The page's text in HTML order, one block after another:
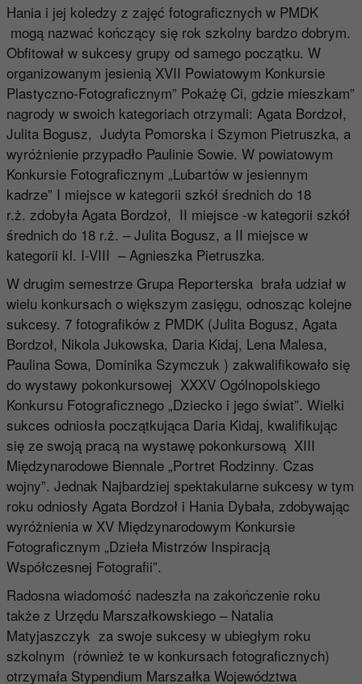
Hania i jej koledzy z zajęć fotograficznych w PMDK
mogą nazwać kończący się rok szkolny bardzo dobrym.
Obfitował w sukcesy grupy od samego początku. W
organizowanym jesienią XVII Powiatowym Konkursie
Plastyczno-Fotograficznym” Pokażę Ci, gdzie mieszkam”
nagrody w swoich kategoriach otrzymali: Agata Bordzoł,
Julita Bogusz, Judyta Pomorska i Szymon Pietruszka, a
wyróżnienie przypadło Paulinie Sowie. W powiatowym
Konkursie Fotograficznym „Lubartów w jesiennym
kadrze” I miejsce w kategorii szkół średnich do 18
r.ż. zdobyła Agata Bordzoł, II miejsce -w kategorii szkół
średnich do 18 r.ż. – Julita Bogusz, a II miejsce w
kategorii kl. I-VIII – Agnieszka Pietruszka.
W drugim semestrze Grupa Reporterska brała udział w
wielu konkursach o większym zasięgu, odnosząc kolejne
sukcesy. 7 fotografików z PMDK (Julita Bogusz, Agata
Bordzoł, Nikola Jukowska, Daria Kidaj, Lena Malesa,
Paulina Sowa, Dominika Szymczuk ) zakwalifikowało się
do wystawy pokonkursowej XXXV Ogólnopolskiego
Konkursu Fotograficznego „Dziecko i jego świat”. Wielki
sukces odniosła początkująca Daria Kidaj, kwalifikując
się ze swoją pracą na wystawę pokonkursową XIII
Międzynarodowe Biennale „Portret Rodzinny. Czas
wojny”. Jednak Najbardziej spektakularne sukcesy w tym
roku odniosły Agata Bordzoł i Hania Dybała, zdobywając
wyróżnienia w XV Międzynarodowym Konkursie
Fotograficznym „Dzieła Mistrzów Inspiracją
Współczesnej Fotografii”.
Radosna wiadomość nadeszła na zakończenie roku
także z Urzędu Marszałkowskiego – Natalia
Matyjaszczyk za swoje sukcesy w ubiegłym roku
szkolnym (również te w konkursach fotograficznych)
otrzymała Stypendium Marszałka Województwa